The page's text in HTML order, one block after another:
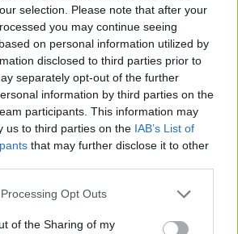
selection. Please note that after your
you may continue seeing
on personal information utilized by
disclosed to third parties prior to
separately opt-out of the further
information by third parties on the
participants. This information may
us to third parties on the IAB’s List of
that may further disclose it to other
website/app uses one or more Google
or usage behaviour. You may click to
Opt Outs
of the Sharing of my
θύμωσε με θεατή που της πέταξε
Του τα επέστρεψε στο
σ' αρέσει αυτό...», δείτε βίντεο
ΕΙΔΗΣΕΙΣ